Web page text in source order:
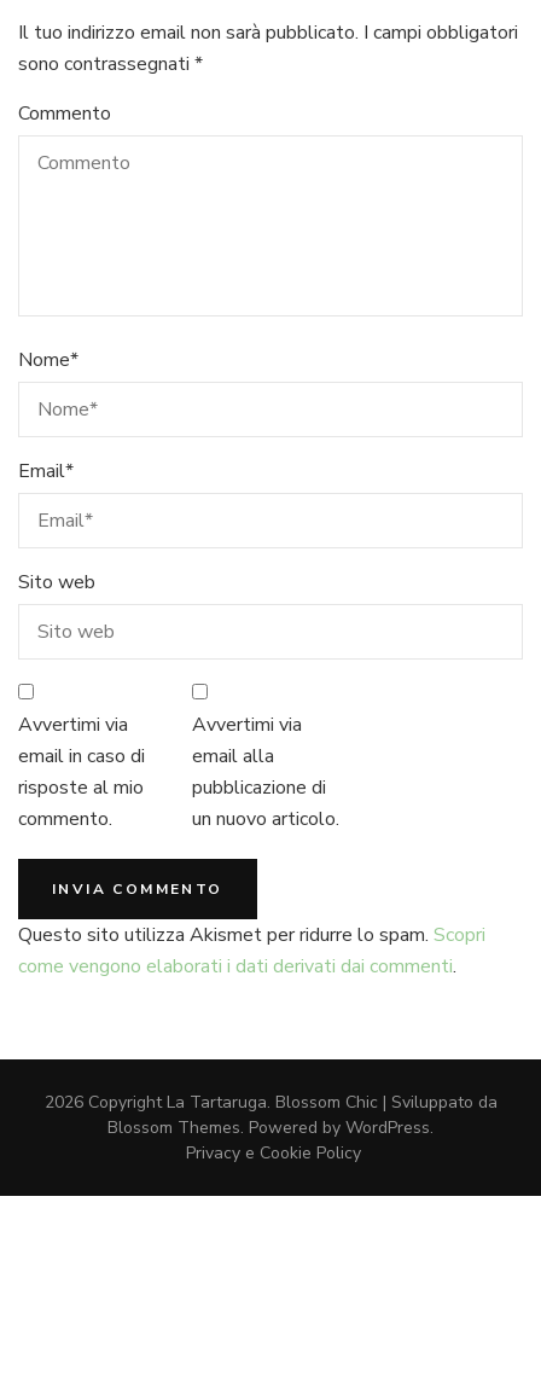
Il tuo indirizzo email non sarà pubblicato. I campi obbligatori
sono contrassegnati *
Commento
Nome*
Email*
Sito web
Avvertimi via
email in caso di
risposte al mio
commento.
Avvertimi via
email alla
pubblicazione di
un nuovo articolo.
Questo sito utilizza Akismet per ridurre lo spam. Scopri
come vengono elaborati i dati derivati dai commenti.
2026 Copyright La Tartaruga. Blossom Chic | Sviluppato da
Blossom Themes. Powered by WordPress.
Privacy e Cookie Policy